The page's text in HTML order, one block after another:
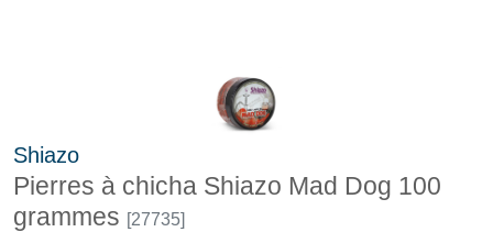
Shiazo
Pierres à chicha Shiazo Mad Dog 100
grammes [27735]